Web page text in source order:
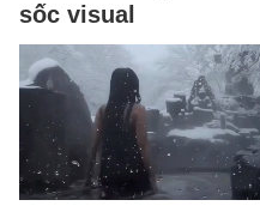
sốc visual